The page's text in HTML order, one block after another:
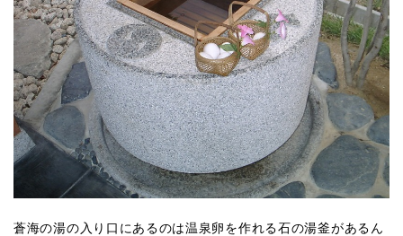
蒼海の湯の入り口にあるのは温泉卵を作れる石の湯釜があるん